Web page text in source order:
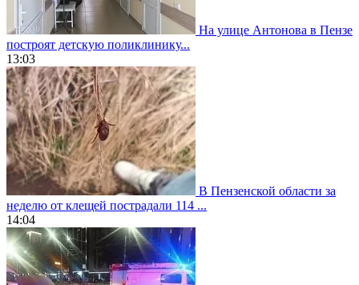
На улице Антонова в Пензе
построят детскую поликлинику...
13:03
В Пензенской области за
неделю от клещей пострадали 114 ...
14:04